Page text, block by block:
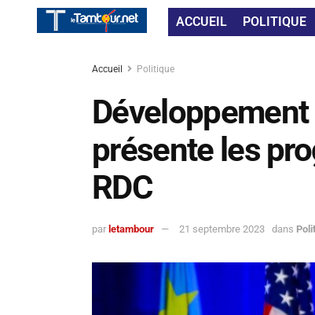
ACCUEIL POLITIQUE
Accueil Politique
présente les
RDC
par letambour 21 septembre 2023 dans